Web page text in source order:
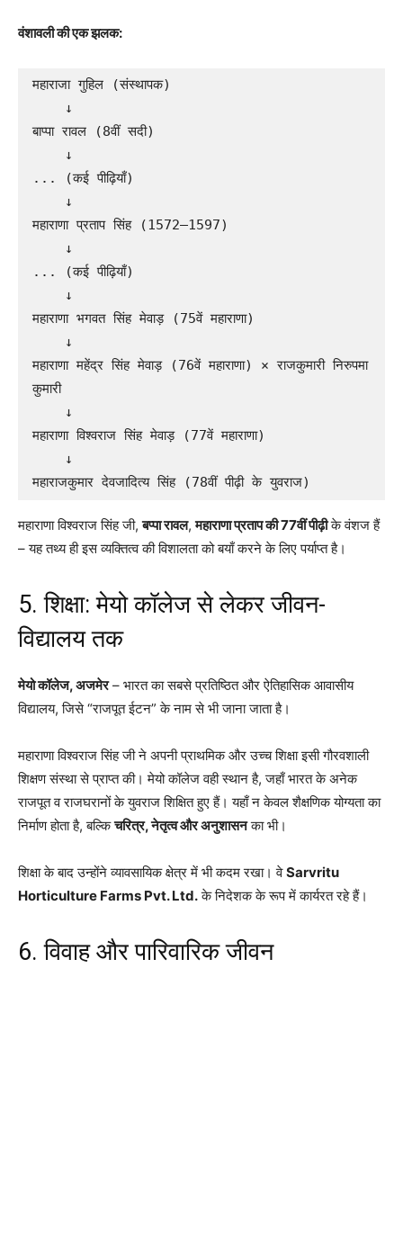
वंशावली की एक झलक:
महाराजा गुहिल (संस्थापक)
बाप्पा रावल (8वीं सदी)
... (कई पीढ़ियाँ)
महाराणा प्रताप सिंह (1572–1597)
... (कई पीढ़ियाँ)
महाराणा भगवत सिंह मेवाड़ (75वें महाराणा)
महाराणा महेंद्र सिंह मेवाड़ (76वें महाराणा) × राजकुमारी निरुपमा
कुमारी
महाराणा विश्वराज सिंह मेवाड़ (77वें महाराणा)
महाराणा विश्वराज सिंह जी,बप्पा रावल,महाराणा प्रताप की 77वीं पीढ़ीके वंशज हैं
– यह तथ्य ही इस व्यक्तित्व की विशालता को बयाँ करने के लिए पर्याप्त है।
5. शिक्षा: मेयो कॉलेज से लेकर जीवन-
विद्यालय तक
मेयो कॉलेज, अजमेर– भारत का सबसे प्रतिष्ठित और ऐतिहासिक आवासीय
विद्यालय, जिसे “राजपूत ईटन” के नाम से भी जाना जाता है।
महाराणा विश्वराज सिंह जी ने अपनी प्राथमिक और उच्च शिक्षा इसी गौरवशाली
शिक्षण संस्था से प्राप्त की। मेयो कॉलेज वही स्थान है, जहाँ भारत के अनेक
राजपूत व राजघरानों के युवराज शिक्षित हुए हैं। यहाँ न केवल शैक्षणिक योग्यता का
निर्माण होता है, बल्किचरित्र, नेतृत्व और अनुशासनका भी।
शिक्षा के बाद उन्होंने व्यावसायिक क्षेत्र में भी कदम रखा। वेSarvritu
Horticulture Farms Pvt. Ltd.के निदेशक के रूप में कार्यरत रहे हैं।
6. विवाह और पारिवारिक जीवन